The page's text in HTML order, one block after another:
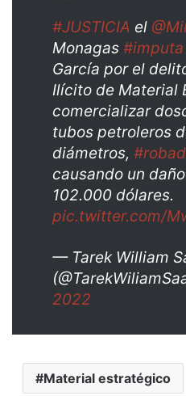
#JUSTICIA el
Monagas #imputa
García por el
Ilícito de Material
comercializar
tubos petroleros
diámetros,
causando un
102.000 dólares.
pic.twitter.com/
— Tarek William
2022
Material estratégico